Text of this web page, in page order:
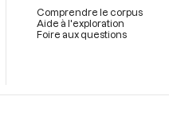
pageComprendre le corpus
Aide à l'exploration
Foire aux questions